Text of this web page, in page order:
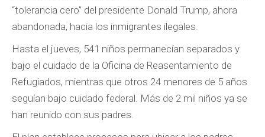
“tolerancia cero” del presidente Donald Trump, ahora
abandonada, hacia los inmigrantes ilegales.
Hasta el jueves, 541 niños permanecían separados y
bajo el cuidado de la Oficina de Reasentamiento de
Refugiados, mientras que otros 24 menores de 5 años
seguían bajo cuidado federal. Más de 2 mil niños ya se
han reunido con sus padres.